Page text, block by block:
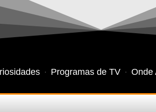
Programas de TV Onde